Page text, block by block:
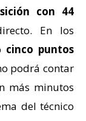
con 44
. En los
cinco puntos
podrá contar
más minutos
del técnico